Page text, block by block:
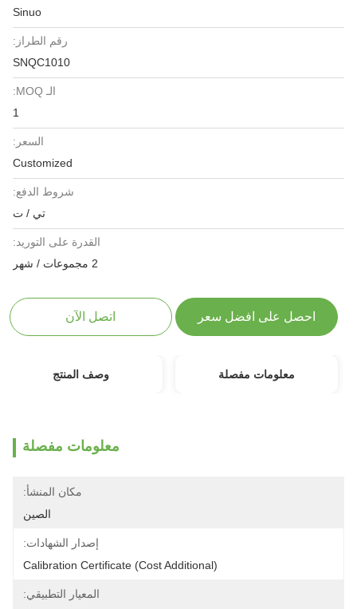
Sinuo
رقم الطراز:
SNQC1010
الـ MOQ:
السعر:
Customized
شروط الدفع:
تي / ت
القدرة على التوريد:
احصل على افضل سعر اتصل الآن
معلومات مفصلة وصف المنتج
معلومات مفصلة
مكان المنشأ:
الصين
إصدار الشهادات:
Calibration Certificate (Cost Additional)
المعيار التطبيقي: